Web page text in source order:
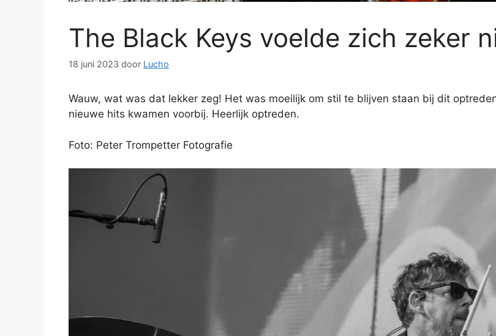
The Black Keys voelde zich zeker
18 juni 2023 door Lucho
Wauw, wat was dat lekker zeg! Het was moeilijk om stil te blijven staan bij dit
nieuwe hits kwamen voorbij. Heerlijk optreden.
Foto: Peter Trompetter Fotografie